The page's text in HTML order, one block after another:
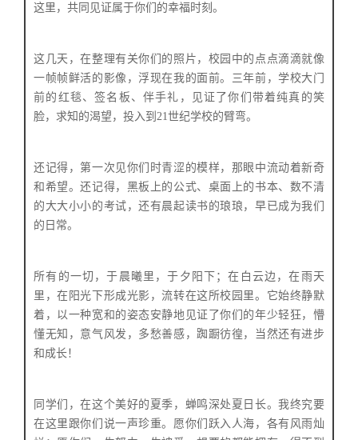
这里，共同见证属于你们的幸福时刻。
这几天，在整理有关你们的照片，校园中的点点滴滴就像
一帧帧鲜活的影像，浮现在我的面前。 三年前，学校大门
前的红毯、签名板、伴手礼，见证了你们带着纯真的笑
脸，求知的渴望，投入到21世纪学校的臂弯。
还记得，第一次见你们时青涩的模样，那眼中流动着新奇
和希望。还记得，黑板上的公式、桌面上的书本、数不清
的大大小小的考试，还有晨起读书的琅琅，早已成为我们
的日常。
所有的一切，于晨曦里，于夕阳下；在白云边，在雨天
里，在阳光下形成光影，流转在这所校园里。 它始终静默
着，以一种宽和的姿态安静地见证了你们的年少轻狂，懵
懂无知，意气风发，多愁善感，踟蹰彷徨，当然还有进步
和成长！
同学们，在这个美好的夏季，蝉鸣深处夏日长。我终究要
在这里跟你们说一声珍重。愿你们跃入人海，各有风雨灿